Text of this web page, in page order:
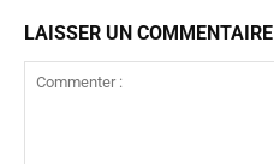
LAISSER UN COMMENTAIRE